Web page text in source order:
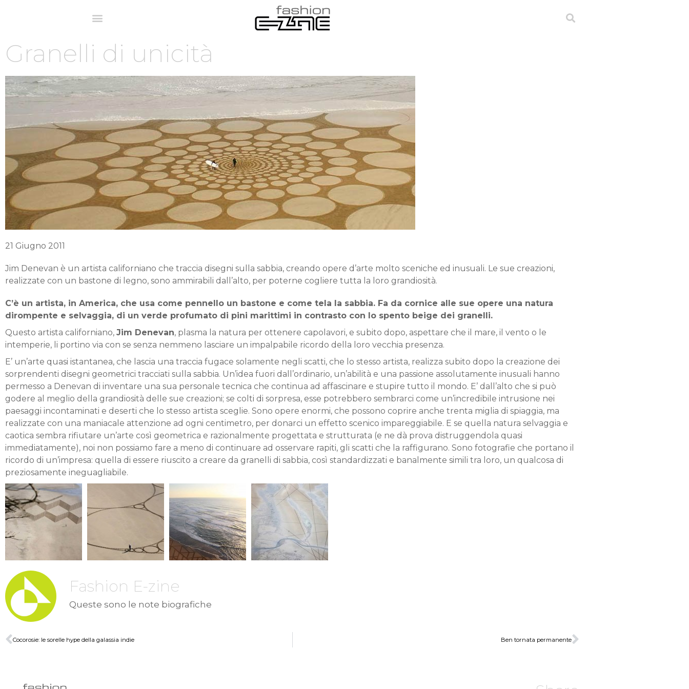
Granelli di unicità
21 Giugno 2011
Jim Denevan è un artista californiano che traccia disegni sulla sabbia, creando opere d’arte molto sceniche ed inusuali. Le sue creazioni,
realizzate con un bastone di legno, sono ammirabili dall’alto, per poterne cogliere tutta la loro grandiosità.
C’è un artista, in America, che usa come pennello un bastone e come tela la sabbia. Fa da cornice alle sue opere una natura
dirompente e selvaggia, di un verde profumato di pini marittimi in contrasto con lo spento beige dei granelli.
Questo artista californiano, Jim Denevan, plasma la natura per ottenere capolavori, e subito dopo, aspettare che il mare, il vento o le
intemperie, li portino via con se senza nemmeno lasciare un impalpabile ricordo della loro vecchia presenza.
E’ un’arte quasi istantanea, che lascia una traccia fugace solamente negli scatti, che lo stesso artista, realizza subito dopo la creazione dei
sorprendenti disegni geometrici tracciati sulla sabbia. Un’idea fuori dall’ordinario, un’abilità e una passione assolutamente inusuali hanno
permesso a Denevan di inventare una sua personale tecnica che continua ad affascinare e stupire tutto il mondo. E’ dall’alto che si può
godere al meglio della grandiosità delle sue creazioni; se colti di sorpresa, esse potrebbero sembrarci come un’incredibile intrusione nei
paesaggi incontaminati e deserti che lo stesso artista sceglie. Sono opere enormi, che possono coprire anche trenta miglia di spiaggia, ma
realizzate con una maniacale attenzione ad ogni centimetro, per donarci un effetto scenico impareggiabile. E se quella natura selvaggia e
caotica sembra rifiutare un’arte così geometrica e razionalmente progettata e strutturata (e ne dà prova distruggendola quasi
immediatamente), noi non possiamo fare a meno di continuare ad osservare rapiti, gli scatti che la raffigurano. Sono fotografie che portano il
ricordo di un’impresa: quella di essere riuscito a creare da granelli di sabbia, così standardizzati e banalmente simili tra loro, un qualcosa di
preziosamente ineguagliabile.
Fashion E-zine
Queste sono le note biografiche
Cocorosie: le sorelle hype della galassia indie Ben tornata permanente